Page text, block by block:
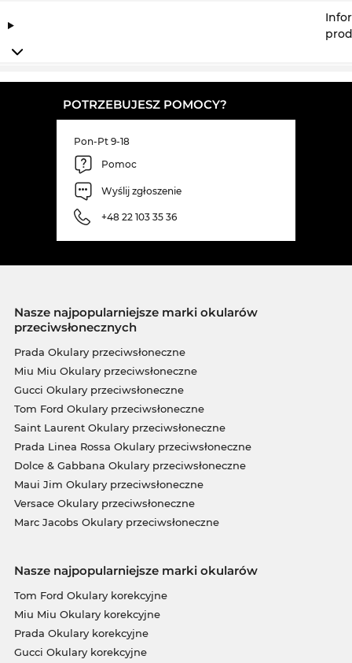
POTRZEBUJESZ POMOCY?
Pon-Pt 9-18
Pomoc
Wyślij zgłoszenie
+48 22 103 35 36
Nasze najpopularniejsze marki okularów
przeciwsłonecznych
Prada Okulary przeciwsłoneczne
Miu Miu Okulary przeciwsłoneczne
Gucci Okulary przeciwsłoneczne
Tom Ford Okulary przeciwsłoneczne
Saint Laurent Okulary przeciwsłoneczne
Prada Linea Rossa Okulary przeciwsłoneczne
Dolce & Gabbana Okulary przeciwsłoneczne
Maui Jim Okulary przeciwsłoneczne
Versace Okulary przeciwsłoneczne
Marc Jacobs Okulary przeciwsłoneczne
Nasze najpopularniejsze marki okularów
Tom Ford Okulary korekcyjne
Miu Miu Okulary korekcyjne
Prada Okulary korekcyjne
Gucci Okulary korekcyjne